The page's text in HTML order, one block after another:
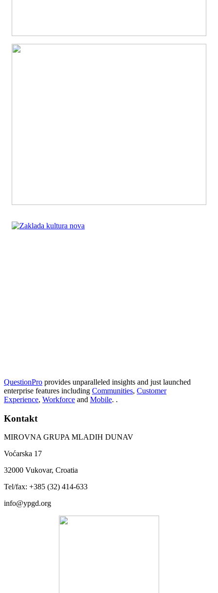
QuestionPro provides unparalleled insights and just launched
enterprise features including Communities, Customer
Experience, Workforce and Mobile. .
Kontakt
MIROVNA GRUPA MLADIH DUNAV
Voćarska 17
32000 Vukovar, Croatia
Tel/fax: +385 (32) 414-633
info@ypgd.org